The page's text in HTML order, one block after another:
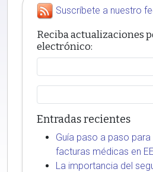
Suscríbete a nuestro
Reciba actualizaciones
electrónico:
Entradas recientes
Guía paso a paso para
facturas médicas en
La importancia del